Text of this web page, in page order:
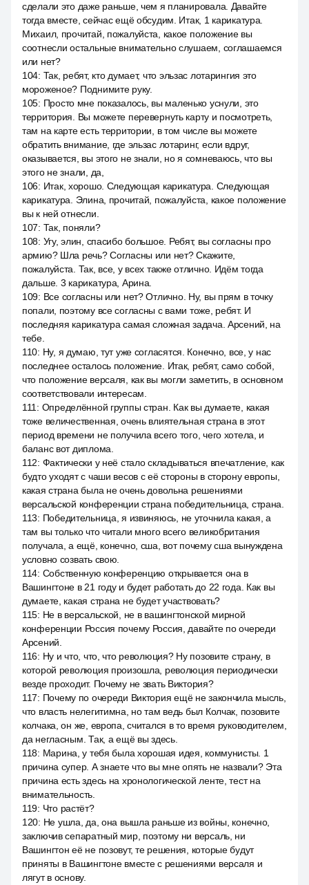
сделали это даже раньше, чем я планировала. Давайте
тогда вместе, сейчас ещё обсудим. Итак, 1 карикатура.
Михаил, прочитай, пожалуйста, какое положение вы
соотнесли остальные внимательно слушаем, соглашаемся
или нет?
104: Так, ребят, кто думает, что эльзас лотарингия это
мороженое? Поднимите руку.
105: Просто мне показалось, вы маленько уснули, это
территория. Вы можете перевернуть карту и посмотреть,
там на карте есть территории, в том числе вы можете
обратить внимание, где эльзас лотаринг, если вдруг,
оказывается, вы этого не знали, но я сомневаюсь, что вы
этого не знали, да,
106: Итак, хорошо. Следующая карикатура. Следующая
карикатура. Элина, прочитай, пожалуйста, какое положение
вы к ней отнесли.
107: Так, поняли?
108: Угу, элин, спасибо большое. Ребят, вы согласны про
армию? Шла речь? Согласны или нет? Скажите,
пожалуйста. Так, все, у всех также отлично. Идём тогда
дальше. 3 карикатура, Арина.
109: Все согласны или нет? Отлично. Ну, вы прям в точку
попали, поэтому все согласны с вами тоже, ребят. И
последняя карикатура самая сложная задача. Арсений, на
тебе.
110: Ну, я думаю, тут уже согласятся. Конечно, все, у нас
последнее осталось положение. Итак, ребят, само собой,
что положение версаля, как вы могли заметить, в основном
соответствовали интересам.
111 : Определённой группы стран. Как вы думаете, какая
тоже величественная, очень влиятельная страна в этот
период времени не получила всего того, чего хотела, и
баланс вот диплома.
112: Фактически у неё стало складываться впечатление, как
будто уходят с чаши весов с её стороны в сторону европы,
какая страна была не очень довольна решениями
версальской конференции страна победительница, страна.
113: Победительница, я извиняюсь, не уточнила какая, а
там вы только что читали много всего великобритания
получала, а ещё, конечно, сша, вот почему сша вынуждена
условно созвать свою.
114: Собственную конференцию открывается она в
Вашингтоне в 21 году и будет работать до 22 года. Как вы
думаете, какая страна не будет участвовать?
115: Не в версальской, не в вашингтонской мирной
конференции Россия почему Россия, давайте по очереди
Арсений.
116: Ну и что, что, что революция? Ну позовите страну, в
которой революция произошла, революция периодически
везде проходит. Почему не звать Виктория?
117: Почему по очереди Виктория ещё не закончила мысль,
что власть нелегитимна, но там ведь был Колчак, позовите
колчака, он же, европа, считался в то время руководителем,
да негласным. Так, а ещё вы здесь.
118: Марина, у тебя была хорошая идея, коммунисты. 1
причина супер. А знаете что вы мне опять не назвали? Эта
причина есть здесь на хронологической ленте, тест на
внимательность.
119: Что растёт?
120: Не ушла, да, она вышла раньше из войны, конечно,
заключив сепаратный мир, поэтому ни версаль, ни
Вашингтон её не позовут, те решения, которые будут
приняты в Вашингтоне вместе с решениями версаля и
лягут в основу.